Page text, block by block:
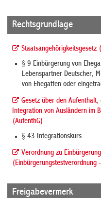
Rechtsgrundlage
Staatsangehörigkeitsgesetz
§ 9 Einbürgerung von
Lebenspartner Deutscher,
von Ehegatten oder
Gesetz über den
Integration von Ausländern im
(AufenthG)
§ 43 Integrationskurs
Verordnung zu
(Einbürgerungstestverordnung
Freigabevermerk